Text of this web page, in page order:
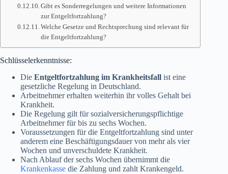
Gibt es Sonderregelungen und weitere Informationen
zur Entgeltfortzahlung?
Welche Gesetze und Rechtsprechung sind relevant für
die Entgeltfortzahlung?
Schlüsselerkenntnisse:
Die Entgeltfortzahlung im Krankheitsfall ist eine
gesetzliche Regelung in Deutschland.
Arbeitnehmer erhalten weiterhin ihr volles Gehalt bei
Krankheit.
Die Regelung gilt für sozialversicherungspflichtige
Arbeitnehmer für bis zu sechs Wochen.
Voraussetzungen für die Entgeltfortzahlung sind unter
anderem eine Beschäftigungsdauer von mehr als vier
Wochen und unverschuldete Krankheit.
Nach Ablauf der sechs Wochen übernimmt die
Krankenkasse die Zahlung und zahlt Krankengeld.